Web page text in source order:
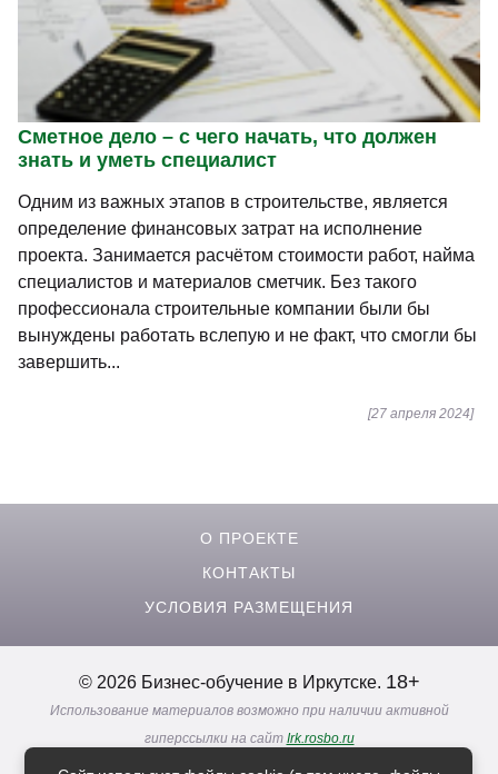
Сметное дело – с чего начать, что должен
знать и уметь специалист
Одним из важных этапов в строительстве, является
определение финансовых затрат на исполнение
проекта. Занимается расчётом стоимости работ, найма
специалистов и материалов сметчик. Без такого
профессионала строительные компании были бы
вынуждены работать вслепую и не факт, что смогли бы
завершить...
[27 апреля 2024]
О ПРОЕКТЕ
КОНТАКТЫ
УСЛОВИЯ РАЗМЕЩЕНИЯ
© 2026 Бизнес-обучение в Иркутске. 18+
Использование материалов возможно при наличии активной
гиперссылки на сайт Irk.rosbo.ru
Реклама. Информация о рекламодателях по ссылкам